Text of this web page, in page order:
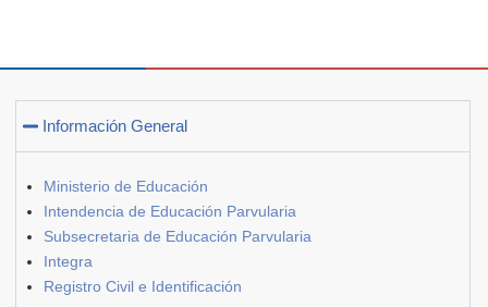
Información General
Ministerio de Educación
Intendencia de Educación Parvularia
Subsecretaria de Educación Parvularia
Integra
Registro Civil e Identificación